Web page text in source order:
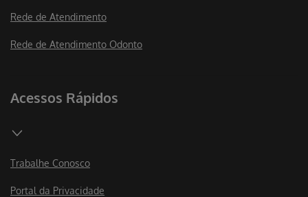
Rede de Atendimento
Rede de Atendimento Odonto
Acessos Rápidos
Trabalhe Conosco
Portal da Privacidade